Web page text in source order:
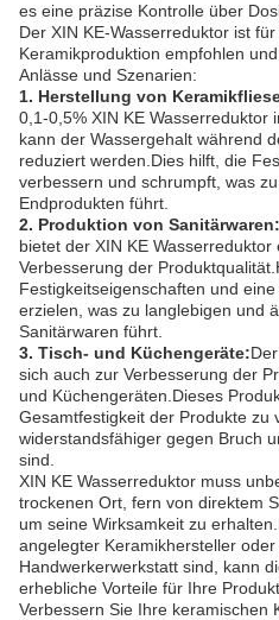
es eine präzise Kontrolle über
Der XIN KE-Wasserreduktor ist
Keramikproduktion empfohlen
Anlässe und Szenarien:
1. Herstellung von
0,1-0,5% XIN KE Wasserreduktor
kann der Wassergehalt während
reduziert werden.Dies hilft, die
verbessern und schrumpft, was
Endprodukten führt.
2. Produktion von Sanitärwaren:
bietet der XIN KE
Verbesserung der
Festigkeitseigenschaften und
erzielen, was zu langlebigen und
Sanitärwaren führt.
3. Tisch- und Küchengeräte:
sich auch zur Verbesserung der
und Küchengeräten.Dieses
Gesamtfestigkeit der Produkte zu
widerstandsfähiger gegen Bruch
sind.
XIN KE Wasserreduktor muss
trockenen Ort, fern von direktem
um seine Wirksamkeit zu
angelegter Keramikhersteller
Handwerkerwerkstatt sind, kann
erhebliche Vorteile für Ihre
Verbessern Sie Ihre keramischen